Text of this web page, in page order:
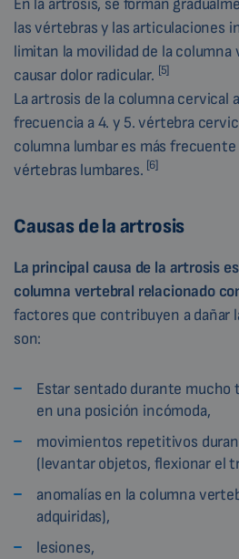
En la artrosis, se forman
las vértebras y las articulaciones
limitan la movilidad de la columna
causar dolor radicular. [5]
La artrosis de la columna cervical
frecuencia a 4. y 5. vértebra
columna lumbar es más frecuente
vértebras lumbares. [6]
Causas de la artrosis
La principal causa de la artrosis
columna vertebral relacionado
factores que contribuyen a dañar
son:
Estar sentado durante mucho
en una posición incómoda,
movimientos repetitivos
(levantar objetos, flexionar el
anomalías en la columna
adquiridas),
lesiones,